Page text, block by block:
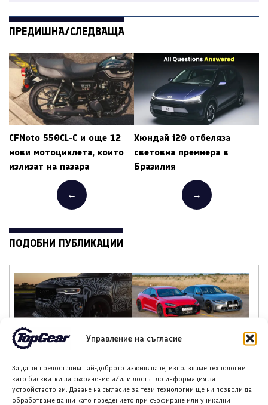
Управление на съгласие
За да ви предоставим най-доброто изживяване, използваме технологии
като бисквитки за съхранение и/или достъп до информация за
устройството ви. Даване на съгласие за тези технологии ще ни позволи да
обработваме данни като поведението при сърфиране или уникални
ПРЕДИШНА/СЛЕДВАЩА
CFMoto 550CL-C и още 12
нови мотоциклета, които
излизат на пазара
←
Хюндай i20 отбеляза
световна премиера в
Бразилия
→
ПОДОБНИ ПУБЛИКАЦИИ
Хенеси Максимус:
Пикап, по-бърз от
Ауди RS5 срещу БМВ
M3 Competition:
ли е от лекотата?